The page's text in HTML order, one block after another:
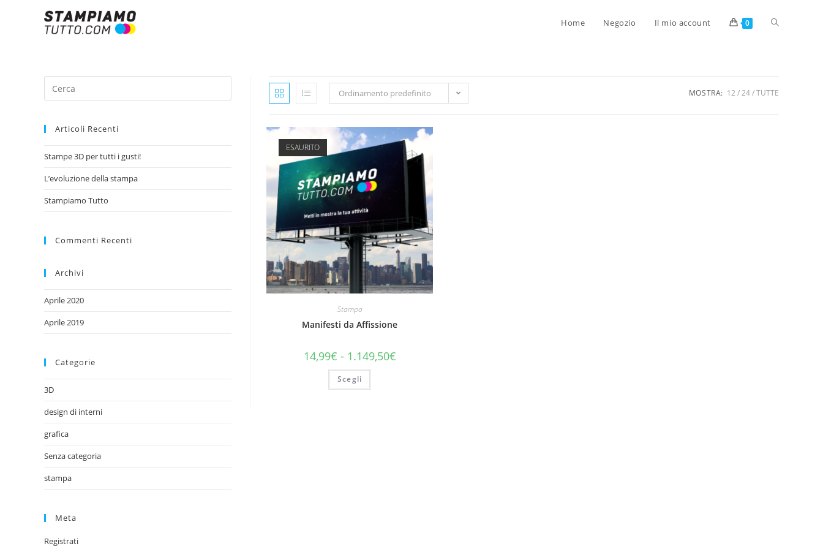
Home Negozio Il mio account 0
Ordinamento predefinito MOSTRA: 12 24 TUTTE
ESAURITO
Stampa
Manifesti da Affissione
14,99€ - 1.149,50€
Scegli
Articoli Recenti
Stampe 3D per tutti i gusti!
L’evoluzione della stampa
Stampiamo Tutto
Commenti Recenti
Archivi
Aprile 2020
Aprile 2019
Categorie
3D
design di interni
grafica
Senza categoria
stampa
Meta
Registrati